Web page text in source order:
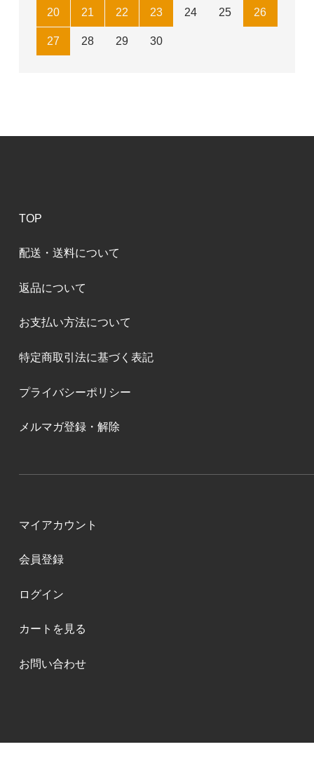
20 21 22 23 24 25 26
27 28 29 30
TOP
配送・送料について
返品について
お支払い方法について
特定商取引法に基づく表記
プライバシーポリシー
メルマガ登録・解除
マイアカウント
会員登録
ログイン
カートを見る
お問い合わせ